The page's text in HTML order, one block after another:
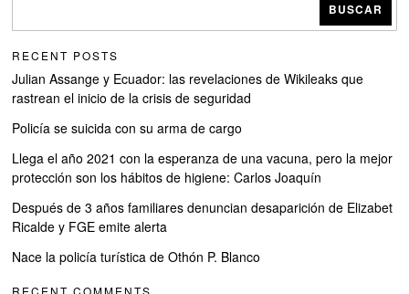
BUSCAR
RECENT POSTS
Julian Assange y Ecuador: las revelaciones de Wikileaks que
rastrean el inicio de la crisis de seguridad
Policía se suicida con su arma de cargo
Llega el año 2021 con la esperanza de una vacuna, pero la mejor
protección son los hábitos de higiene: Carlos Joaquín
Después de 3 años familiares denuncian desaparición de Elizabet
Ricalde y FGE emite alerta
Nace la policía turística de Othón P. Blanco